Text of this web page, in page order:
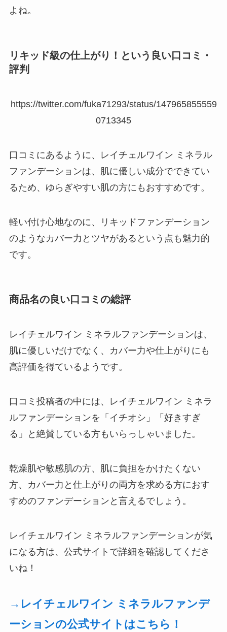
よね。
リキッド級の仕上がり！という良い口コミ・
評判
https://twitter.com/fuka71293/status/147965855559
0713345
口コミにあるように、レイチェルワイン ミネラル
ファンデーションは、肌に優しい成分でできてい
るため、ゆらぎやすい肌の方にもおすすめです。
軽い付け心地なのに、リキッドファンデーション
のようなカバー力とツヤがあるという点も魅力的
です。
商品名の良い口コミの総評
レイチェルワイン ミネラルファンデーションは、
肌に優しいだけでなく、カバー力や仕上がりにも
高評価を得ているようです。
口コミ投稿者の中には、レイチェルワイン ミネラ
ルファンデーションを「イチオシ」「好きすぎ
る」と絶賛している方もいらっしゃいました。
乾燥肌や敏感肌の方、肌に負担をかけたくない
方、カバー力と仕上がりの両方を求める方におす
すめのファンデーションと言えるでしょう。
レイチェルワイン ミネラルファンデーションが気
になる方は、公式サイトで詳細を確認してくださ
いね！
→レイチェルワイン ミネラルファンデ
ーションの公式サイトはこちら！